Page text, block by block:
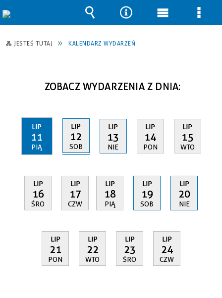
JESTEŚ TUTAJ KALENDARZ WYDARZEŃ
ZOBACZ WYDARZENIA Z DNIA:
LIP
11
PIĄ
LIP
12
SOB
LIP
13
NIE
LIP
14
PON
LIP
15
WTO
LIP
16
ŚRO
LIP
17
CZW
LIP
18
PIĄ
LIP
19
SOB
LIP
20
NIE
LIP
21
PON
LIP
22
WTO
LIP
23
ŚRO
LIP
24
CZW
Wyszukiwarka
Narzędzia
Menu Menu